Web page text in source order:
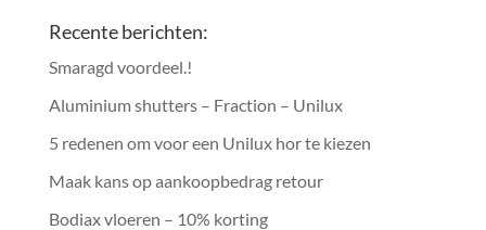
Recente berichten:
Smaragd voordeel.!
Aluminium shutters – Fraction – Unilux
5 redenen om voor een Unilux hor te kiezen
Maak kans op aankoopbedrag retour
Bodiax vloeren – 10% korting